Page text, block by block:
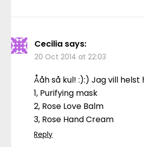
Cecilia says:
20 Oct 2014 at 22:03
Ååh så kul! :):) Jag vill helst
1, Purifying mask
2, Rose Love Balm
3, Rose Hand Cream
Reply